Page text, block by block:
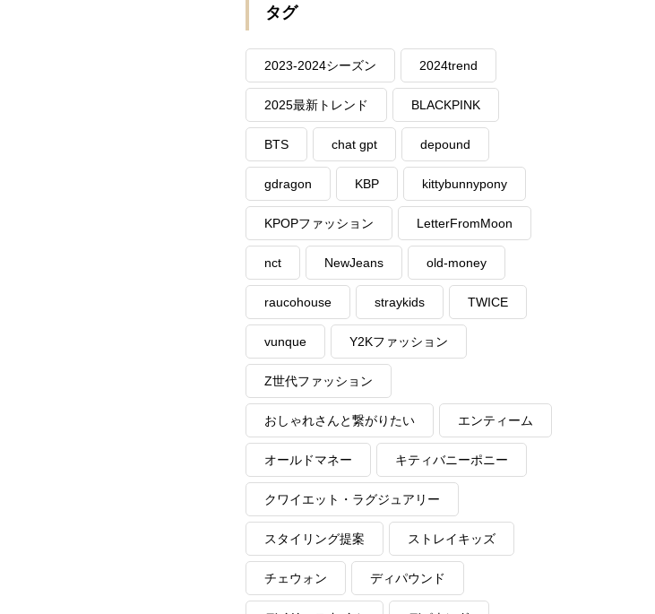
タグ
2023-2024シーズン 2024trend
2025最新トレンド BLACKPINK
BTS chat gpt depound
gdragon KBP kittybunnypony
KPOPファッション LetterFromMoon
nct NewJeans old-money
raucohouse straykids TWICE
vunque Y2Kファッション
Z世代ファッション
おしゃれさんと繋がりたい エンティーム
オールドマネー キティバニーポニー
クワイエット・ラグジュアリー
スタイリング提案 ストレイキッズ
チェウォン ディパウンド